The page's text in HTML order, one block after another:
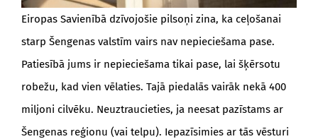
Eiropas Savienībā dzīvojošie pilsoņi zina, ka ceļošanai
starp Šengenas valstīm vairs nav nepieciešama pase.
Patiesībā jums ir nepieciešama tikai pase, lai šķērsotu
robežu, kad vien vēlaties. Tajā piedalās vairāk nekā 400
miljoni cilvēku. Neuztraucieties, ja neesat pazīstams ar
Šengenas reģionu (vai telpu). Iepazīsimies ar tās vēsturi